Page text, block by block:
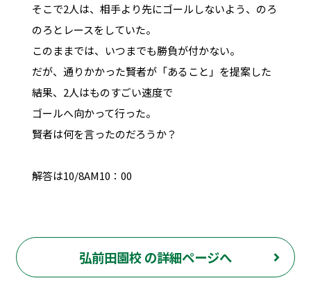
そこで2人は、相手より先にゴールしないよう、のろ
のろとレースをしていた。
このままでは、いつまでも勝負が付かない。
だが、通りかかった賢者が「あること」を提案した
結果、2人はものすごい速度で
ゴールへ向かって行った。
賢者は何を言ったのだろうか？
解答は10/8AM10：00
弘前田園校 の詳細ページへ